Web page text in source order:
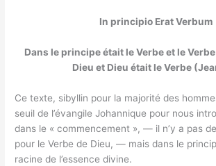
In principio Erat Verbum
Dans le principe était le Verbe et le
Dieu et Dieu était le Verbe (
Ce texte, sibyllin pour la majorité des
seuil de l’évangile Johannique pour nous
dans le « commencement », — il n’y a pas
pour le Verbe de Dieu, — mais dans le
racine de l’essence divine.